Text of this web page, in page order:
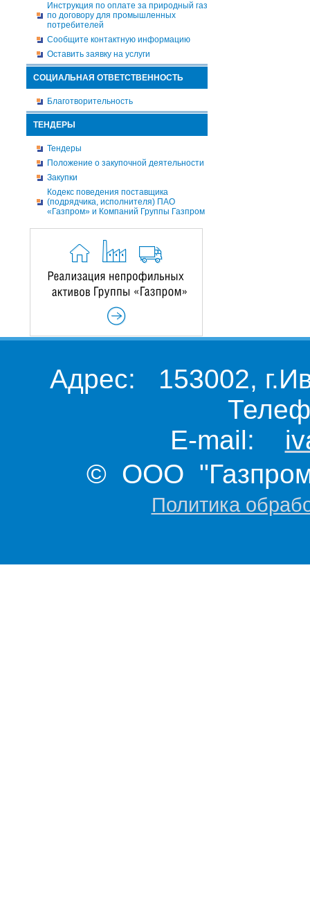
Инструкция по оплате за природный газ
по договору для промышленных
потребителей
Сообщите контактную информацию
Оставить заявку на услуги
СОЦИАЛЬНАЯ ОТВЕТСТВЕННОСТЬ
Благотворительность
ТЕНДЕРЫ
Тендеры
Положение о закупочной деятельности
Закупки
Кодекс поведения поставщика
(подрядчика, исполнителя) ПАО
«Газпром» и Компаний Группы Газпром
Адрес: 153002,
E-mail:
© ООО "Газпром
Политика